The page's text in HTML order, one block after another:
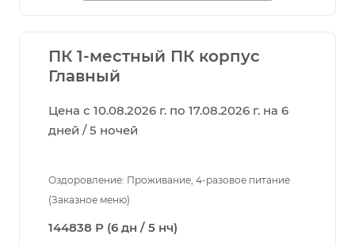
ПК 1-местный ПК корпус
Главный
Цена с 10.08.2026 г. по 17.08.2026 г. на 6
дней / 5 ночей
Оздоровление: Проживание, 4-разовое питание
(Заказное меню)
144838 Р (6 дн / 5 нч)